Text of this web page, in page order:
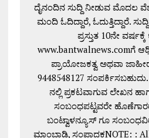
ದೈನಂದಿನ ಸುದ್ದಿ ನೀಡುವ ಮೊದಲ
ಮಂದಿ ಓದಿದ್ದಾರೆ, ಓದುತ್ತಿದ್ದಾರೆ.
ಪ್ರಸ್ತುತ 10ನೇ
www.bantwalnews.comಗೆ
ಪ್ರಾಯೋಜಕತ್ವ ಅಥವಾ
9448548127
ನಲ್ಲಿ ಪ್ರಕಟವಾಗುವ ಲೇಖನ
ಸಂಬಂಧಪಟ್ಟವರೇ
ಬಂಟ್ವಾಳನ್ಯೂಸ್ ಗೂ
ಮಾಂಬಾಡಿ, ಸಂಪಾದಕNOTE: :